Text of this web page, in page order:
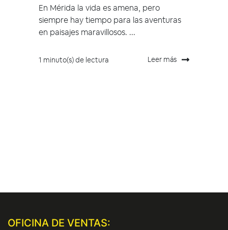
En Mérida la vida es amena, pero
siempre hay tiempo para las aventuras
en paisajes maravillosos. ...
1 minuto(s) de lectura Leer más
OFICINA DE VENTAS: